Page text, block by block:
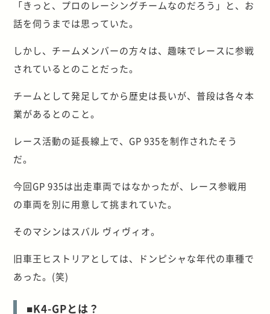
「きっと、プロのレーシングチームなのだろう」と、お
話を伺うまでは思っていた。
しかし、チームメンバーの方々は、趣味でレースに参戦
されているとのことだった。
チームとして発足してから歴史は長いが、普段は各々本
業があるとのこと。
レース活動の延長線上で、GP 935を制作されたそう
だ。
今回GP 935は出走車両ではなかったが、レース参戦用
の車両を別に用意して挑まれていた。
そのマシンはスバル ヴィヴィオ。
旧車王ヒストリアとしては、ドンピシャな年代の車種で
あった。(笑)
■K4-GPとは？